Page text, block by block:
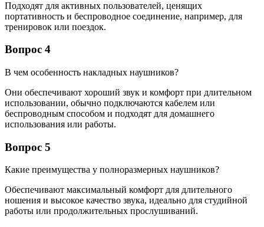
Подходят для активных пользователей, ценящих
портативность и беспроводное соединение, например, для
тренировок или поездок.
Вопрос 4
В чем особенность накладных наушников?
Они обеспечивают хороший звук и комфорт при длительном
использовании, обычно подключаются кабелем или
беспроводным способом и подходят для домашнего
использования или работы.
Вопрос 5
Какие преимущества у полноразмерных наушников?
Обеспечивают максимальный комфорт для длительного
ношения и высокое качество звука, идеально для студийной
работы или продолжительных прослушиваний.